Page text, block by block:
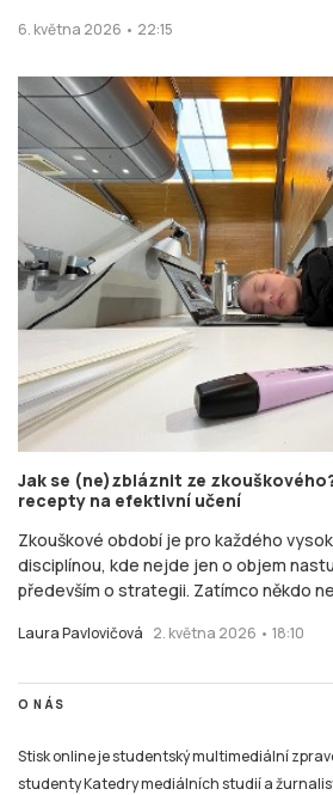
6. května 2026 • 22:15
Jak se (ne)zbláznit ze
recepty na efektivní učení
Zkouškové období je pro každého
disciplínou, kde nejde jen o objem
především o strategii. Zatímco někdo
Laura Pavlovičová 2. května 2026 • 18:10
O NÁS
Stisk online je studentský multimediální
studenty Katedry mediálních studií a